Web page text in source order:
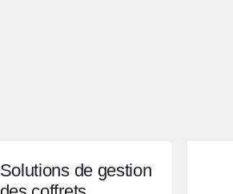
Solutions de gestion